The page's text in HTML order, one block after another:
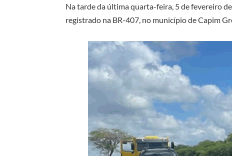
Na tarde da última quarta-feira, 5 de fevereiro
registrado na BR-407, no município de Capim